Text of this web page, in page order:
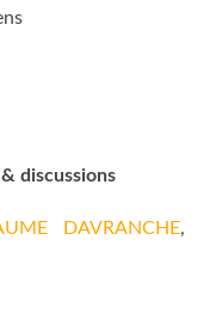
discussions
DAVRANCHE,